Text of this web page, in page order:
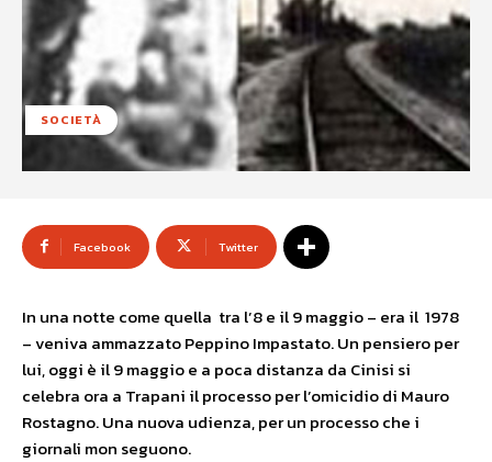
SOCIETÀ
Facebook Twitter
In una notte come quella tra l’8 e il 9 maggio – era il 1978
– veniva ammazzato Peppino Impastato. Un pensiero per
lui, oggi è il 9 maggio e a poca distanza da Cinisi si
celebra ora a Trapani il processo per l’omicidio di Mauro
Rostagno. Una nuova udienza, per un processo che i
giornali mon seguono.